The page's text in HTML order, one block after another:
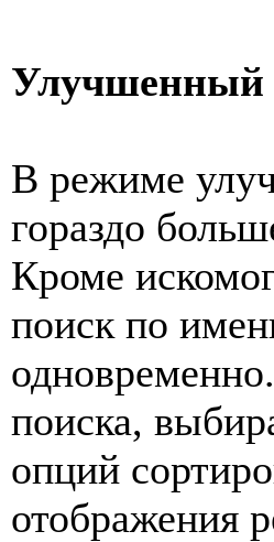
Улучшенный
В режиме
гораздо
Кроме
поиск по
поиска,
опций
отображения